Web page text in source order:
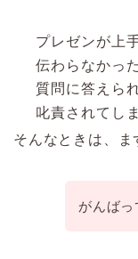
プレゼンが上
伝わらなかった
質問に答えら
叱責されてし
そんなときは、ま
がんばっ